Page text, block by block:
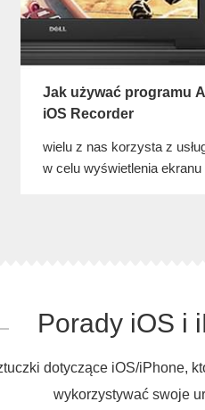
Jak używać programu
iOS Recorder
wielu z nas korzysta z
w celu wyświetlenia ekranu
Recorder umożliwia nam
tego problemu w wyjątkowo
sposób.
Porady iOS i
dotyczące iOS/iPhone,
wykorzystywać swoje